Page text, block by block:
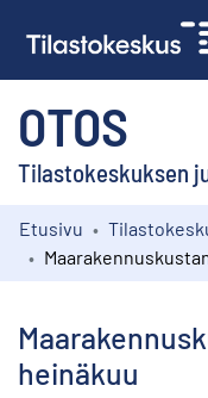
OTOS
Tilastokeskuksen
Kokoelmat
Etusivu
heinäkuu